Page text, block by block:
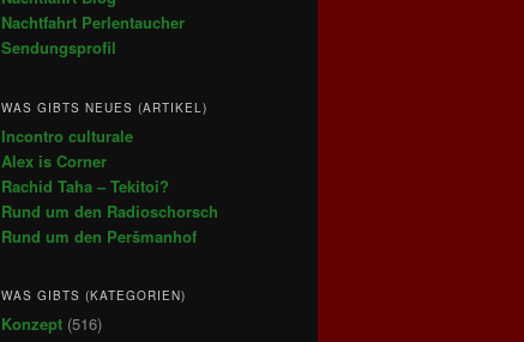
Nachtfahrt Perlentaucher
Sendungsprofil
WAS GIBTS NEUES (ARTIKEL)
Incontro culturale
Alex is Corner
Rachid Taha – Tekitoi?
Rund um den Radioschorsch
Rund um den Peršmanhof
WAS GIBTS (KATEGORIEN)
Konzept (516)